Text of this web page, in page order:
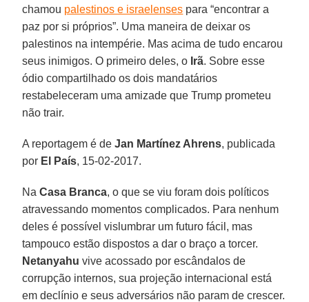
chamou palestinos e israelenses para “encontrar a
paz por si próprios”. Uma maneira de deixar os
palestinos na intempérie. Mas acima de tudo encarou
seus inimigos. O primeiro deles, o Irã. Sobre esse
ódio compartilhado os dois mandatários
restabeleceram uma amizade que Trump prometeu
não trair.
A reportagem é deJan Martínez Ahrens, publicada
por El País, 15-02-2017.
NaCasa Branca, o que se viu foram dois políticos
atravessando momentos complicados. Para nenhum
deles é possível vislumbrar um futuro fácil, mas
tampouco estão dispostos a dar o braço a torcer.
Netanyahu vive acossado por escândalos de
corrupção internos, sua projeção internacional está
em declínio e seus adversários não param de crescer.